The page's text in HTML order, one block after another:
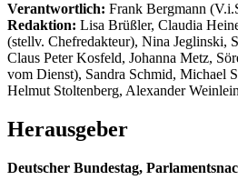
Verantwortlich: Frank Bergmann
Redaktion: Lisa Brüßler, Claudia
(stellv. Chefredakteur), Nina Jeglinski,
Claus Peter Kosfeld, Johanna Metz,
vom Dienst), Sandra Schmid, Michael
Helmut Stoltenberg, Alexander Weinlein
Herausgeber
Deutscher Bundestag,